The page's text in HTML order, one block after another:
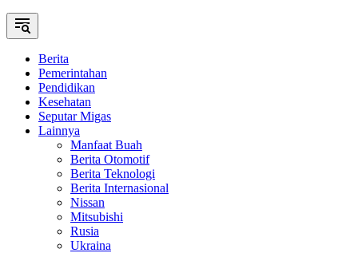
Berita
Pemerintahan
Pendidikan
Kesehatan
Seputar Migas
Lainnya
Manfaat Buah
Berita Otomotif
Berita Teknologi
Berita Internasional
Nissan
Mitsubishi
Rusia
Ukraina